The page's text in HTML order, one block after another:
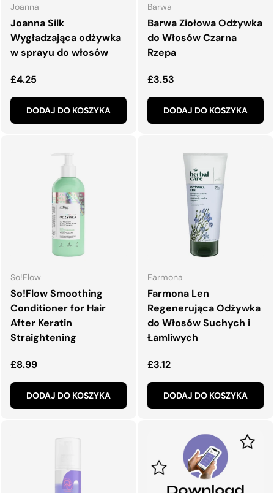
Joanna
Joanna Silk
Wygładzająca odżywka
w sprayu do włosów
Normalna cena
£4.25
DODAJ DO KOSZYKA
Barwa
Barwa Ziołowa Odżywka
do Włosów Czarna
Rzepa
Normalna cena
£3.53
DODAJ DO KOSZYKA
So!Flow
So!Flow Smoothing
Conditioner for Hair
After Keratin
Straightening
Normalna cena
£8.99
DODAJ DO KOSZYKA
Farmona
Farmona Len
Regenerująca Odżywka
do Włosów Suchych i
Łamliwych
Normalna cena
£3.12
DODAJ DO KOSZYKA